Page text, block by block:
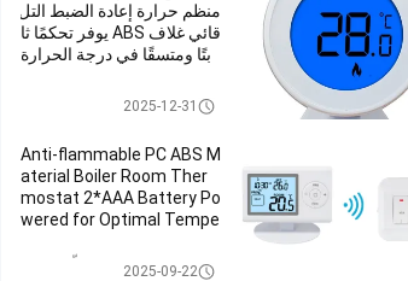
منظم حرارة إعادة الضبط التل
قائي غلاف ABS يوفر تحكمًا ثا
بتًا ومتسقًا في درجة الحرارة
2025-12-31
Anti-flammable PC ABS M
aterial Boiler Room Ther
mostat 2*AAA Battery Po
wered for Optimal Tempe
لاسلكيّ غرفة منظّم حراريّ
2025-09-22